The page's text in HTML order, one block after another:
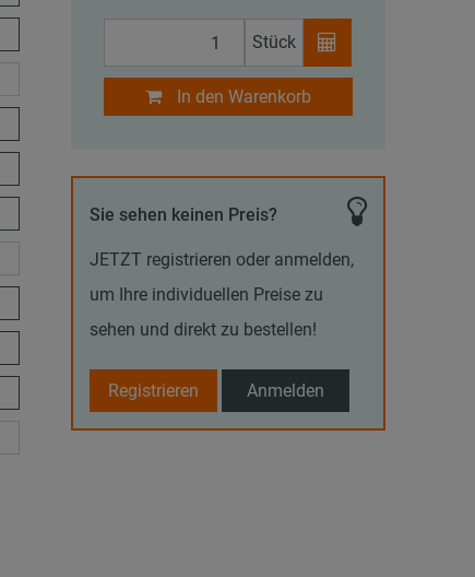
Stück
In den Warenkorb
Sie sehen keinen Preis?
JETZT registrieren oder anmelden,
um Ihre individuellen Preise zu
sehen und direkt zu bestellen!
Registrieren Anmelden